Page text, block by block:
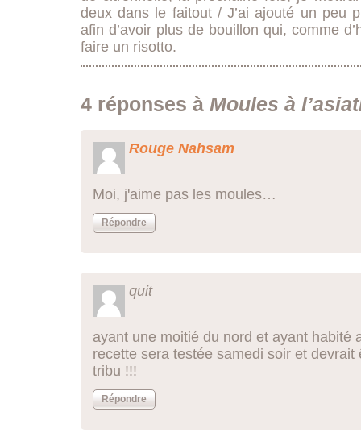
deux dans le faitout / J’ai ajouté un peu
afin d’avoir plus de bouillon qui, comme
faire un risotto.
4 réponses à Moules à
Rouge Nahsam
Moi, j'aime pas les moules…
Répondre
quit
ayant une moitié du nord et ayant habité
recette sera testée samedi soir et
tribu !!!
Répondre